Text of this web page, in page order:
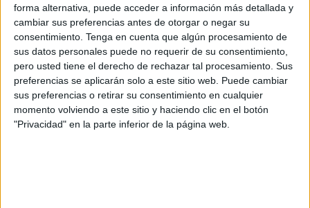
forma alternativa, puede acceder a información más detallada y
cambiar sus preferencias antes de otorgar o negar su
consentimiento. Tenga en cuenta que algún procesamiento de
sus datos personales puede no requerir de su consentimiento,
pero usted tiene el derecho de rechazar tal procesamiento. Sus
preferencias se aplicarán solo a este sitio web. Puede cambiar
sus preferencias o retirar su consentimiento en cualquier
momento volviendo a este sitio y haciendo clic en el botón
"Privacidad" en la parte inferior de la página web.
Tarjetitas que silaba falta
palabras bisílabas